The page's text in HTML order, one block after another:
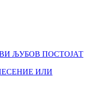
ЉУБОВ ПОСТОЈАТ
ИЛИ